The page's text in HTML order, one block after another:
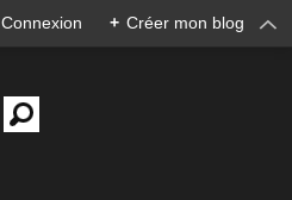
Connexion + Créer mon blog